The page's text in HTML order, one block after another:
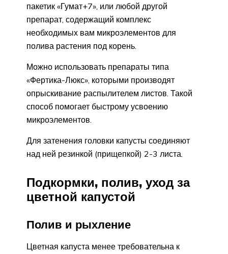
пакетик «Гумат+7», или любой другой
препарат, содержащий комплекс
необходимых вам микроэлементов для
полива растения под корень.
Можно использовать препараты типа
«Фертика-Люкс», которыми производят
опрыскивание распылителем листов. Такой
способ помогает быстрому усвоению
микроэлементов.
Для затенения головки капусты соединяют
над ней резинкой (прищепкой) 2-3 листа.
Подкормки, полив, уход за
цветной капустой
Полив и рыхление
Цветная капуста менее требовательна к